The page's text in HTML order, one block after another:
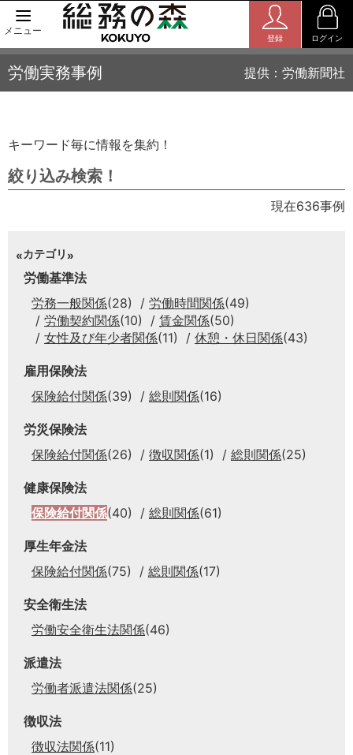
メニュー
登録 ログイン
労働実務事例 提供：労働新聞社
キーワード毎に情報を集約！
絞り込み検索！
現在636事例
カテゴリ
労働基準法
労務一般関係(28) 労働時間関係(49)
労働契約関係(10) 賃金関係(50)
女性及び年少者関係(11) 休憩・休日関係(43)
雇用保険法
保険給付関係(39) 総則関係(16)
労災保険法
保険給付関係(26) 徴収関係(1) 総則関係(25)
健康保険法
保険給付関係(40) 総則関係(61)
厚生年金法
保険給付関係(75) 総則関係(17)
安全衛生法
労働安全衛生法関係(46)
派遣法
労働者派遣法関係(25)
徴収法
徴収法関係(11)